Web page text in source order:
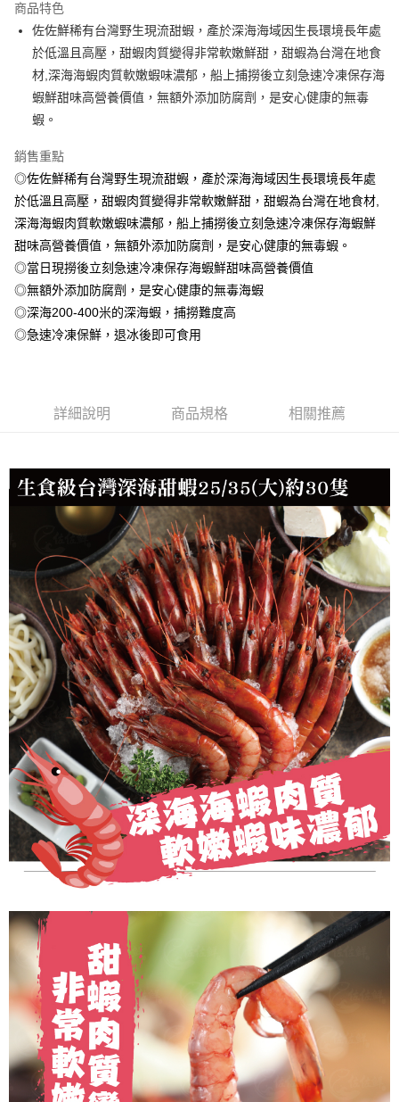
合作金庫商業銀行
華南商業銀行
彰化商業銀行
上海商業儲蓄銀行
台北富邦商業銀行
國泰世華商業銀行
兆豐國際商業銀行
臺灣中小企業銀行
台中商業銀行
聯邦商業銀行
元大商業銀行
台新國際商業銀行
中國信託商業銀行
台灣樂天信用卡公司
6 期 0 利率 每期
華南商業銀行
彰化商業銀行
上海商業儲蓄銀行
台北富邦商業銀行
國泰世華商業銀行
兆豐國際商業銀行
臺灣中小企業銀行
聯邦商業銀行
元大商業銀行
永豐商業銀行
玉山商業銀行
星展（台灣）商業銀行
台灣樂天信用卡公司
LINE Pay
Apple Pay
悠遊付
ATM付款
貨到付款
運送方式
冷凍7-11取貨(快速到店，到貨後4天內需取貨)
每筆NT$150，滿NT$999(含以上)免運費
冷凍宅配-抗凍紙箱裝(可備註改保麗龍箱)
每筆NT$150，滿NT$999(含以上)免運費
商品特色
佐佐鮮稀有台灣野生現流甜蝦，產於深海海域因生長環境長年處
於低溫且高壓，甜蝦肉質變得非常軟嫩鮮甜，甜蝦為台灣在地食
材,深海海蝦肉質軟嫩蝦味濃郁，船上捕撈後立刻急速冷凍保存海
蝦鮮甜味高營養價值，無額外添加防腐劑，是安心健康的無毒
蝦。
銷售重點
◎佐佐鮮稀有台灣野生現流甜蝦，產於深海海域因生長環境長年處
於低溫且高壓，甜蝦肉質變得非常軟嫩鮮甜，甜蝦為台灣在地食材,
深海海蝦肉質軟嫩蝦味濃郁，船上捕撈後立刻急速冷凍保存海蝦鮮
甜味高營養價值，無額外添加防腐劑，是安心健康的無毒蝦。
◎當日現撈後立刻急速冷凍保存海蝦鮮甜味高營養價值
◎無額外添加防腐劑，是安心健康的無毒海蝦
◎深海200-400米的深海蝦，捕撈難度高
◎急速冷凍保鮮，退冰後即可食用
詳細說明 商品規格 相關推薦